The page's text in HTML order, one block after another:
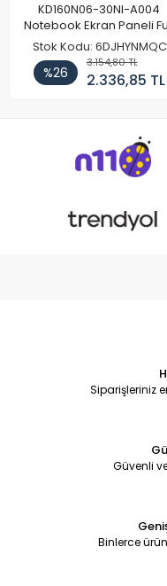
KD160N06-30NI-A004
Notebook Ekran Paneli
HD
Stok Kodu:
%26
3.154,80 TL
2.336,85 TL
Siparişleriniz
Güvenli
Binlerce